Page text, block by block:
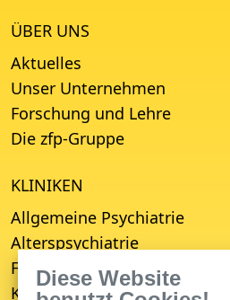
ÜBER UNS
Aktuelles
Unser Unternehmen
Forschung und Lehre
Die zfp-Gruppe
KLINIKEN
Allgemeine Psychiatrie
Alterspsychiatrie
Forensische Psychiatrie
Kinder- und Jugendpsychiatrie
Diese Website